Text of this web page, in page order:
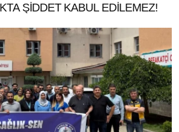
ŞİDDET KABUL EDİLEMEZ!